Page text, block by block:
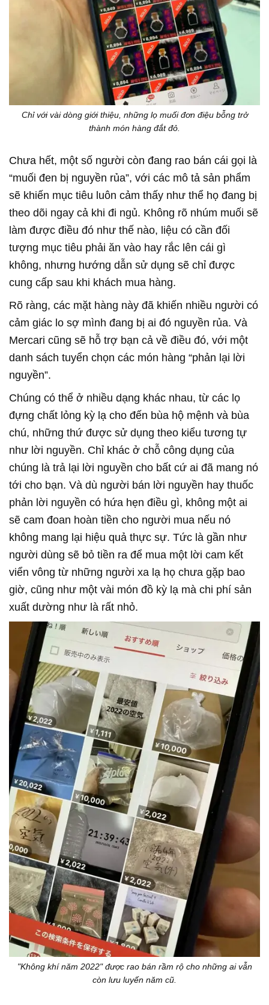
Chỉ với vài dòng giới thiệu, những lọ muối đơn điệu bỗng trở
thành món hàng đắt đỏ.
Chưa hết, một số người còn đang rao bán cái gọi là
“muối đen bị nguyền rủa”, với các mô tả sản phẩm
sẽ khiến mục tiêu luôn cảm thấy như thể họ đang bị
theo dõi ngay cả khi đi ngủ. Không rõ nhúm muối sẽ
làm được điều đó như thế nào, liệu có cần đối
tượng mục tiêu phải ăn vào hay rắc lên cái gì
không, nhưng hướng dẫn sử dụng sẽ chỉ được
cung cấp sau khi khách mua hàng.
Rõ ràng, các mặt hàng này đã khiến nhiều người có
cảm giác lo sợ mình đang bị ai đó nguyền rủa. Và
Mercari cũng sẽ hỗ trợ bạn cả về điều đó, với một
danh sách tuyển chọn các món hàng “phản lại lời
nguyền”.
Chúng có thể ở nhiều dạng khác nhau, từ các lọ
đựng chất lỏng kỳ lạ cho đến bùa hộ mệnh và bùa
chú, những thứ được sử dụng theo kiểu tương tự
như lời nguyền. Chỉ khác ở chỗ công dụng của
chúng là trả lại lời nguyền cho bất cứ ai đã mang nó
tới cho bạn. Và dù người bán lời nguyền hay thuốc
phản lời nguyền có hứa hẹn điều gì, không một ai
sẽ cam đoan hoàn tiền cho người mua nếu nó
không mang lại hiệu quả thực sự. Tức là gần như
người dùng sẽ bỏ tiền ra để mua một lời cam kết
viển vông từ những người xa lạ họ chưa gặp bao
giờ, cũng như một vài món đồ kỳ lạ mà chi phí sản
xuất dường như là rất nhỏ.
"Không khí năm 2022" được rao bán rầm rộ cho những ai vẫn
còn lưu luyến năm cũ.